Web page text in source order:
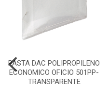
PASTA DAC POLIPROPILENO
ECONOMICO OFICIO 501PP-
TRANSPARENTE